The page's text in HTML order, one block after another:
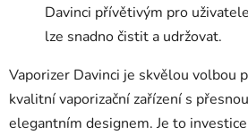
Davinci přívětivým pro
lze snadno čistit a udržovat.
Vaporizer Davinci je skvělou volbou
kvalitní vaporizační zařízení s
elegantním designem. Je to